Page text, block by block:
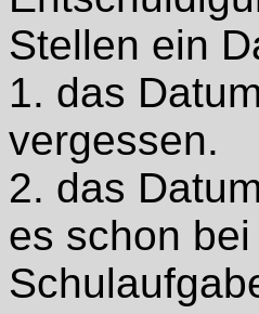
Stellen ein
1. das
vergessen.
2. das
es schon